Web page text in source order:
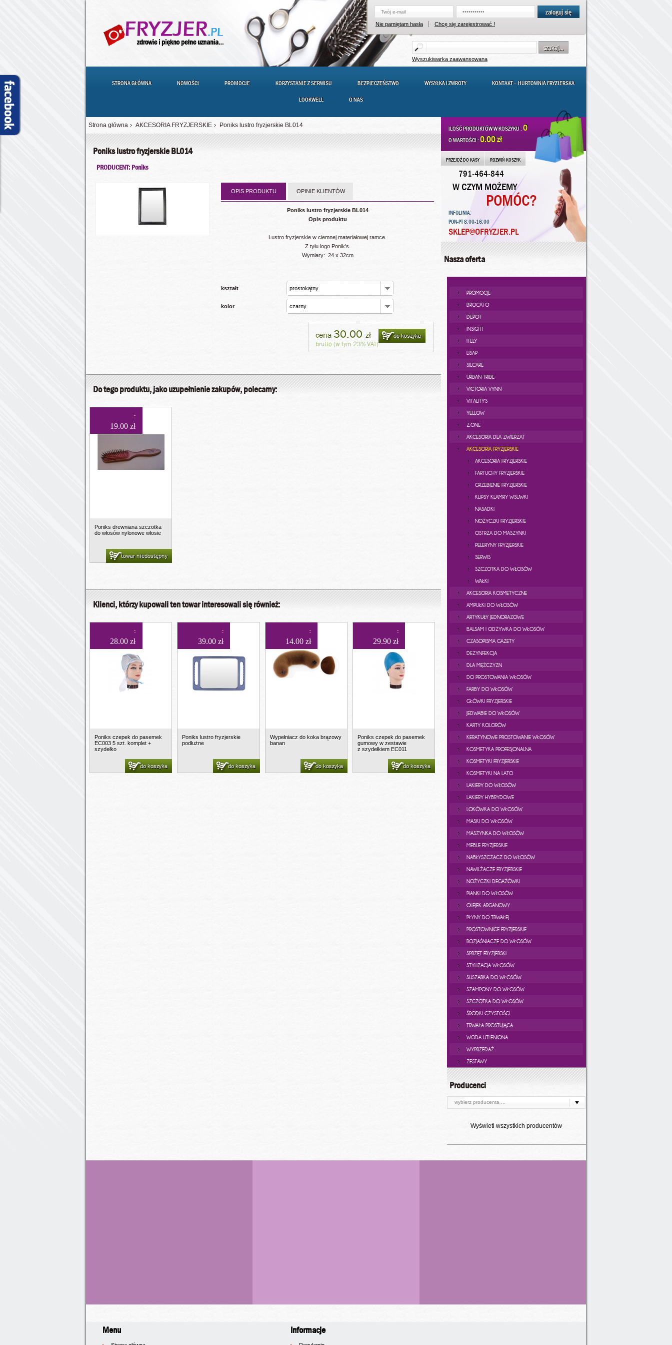
zaloguj się
Nie pamiętam hasła Chcę się zarejestrować !
szukaj...
Wyszukiwarka zaawansowana
STRONA GŁÓWNA NOWOŚCI PROMOCJE KORZYSTANIE Z SERWISU BEZPIECZEŃSTWO WYSYŁKA I ZWROTY KONTAKT – HURTOWNIA FRYZJERSKA
LOOKWELL O NAS
Strona główna AKCESORIA FRYZJERSKIE Poniks lustro fryzjerskie BL014
Poniks lustro fryzjerskie BL014
PRODUCENT: Poniks
OPIS PRODUKTU OPINIE KLIENTÓW
Poniks lustro fryzjerskie BL014
Opis produktu
Lustro fryzjerskie w ciemnej materiałowej ramce.
Z tyłu logo Ponik's.
Wymiary: 24 x 32cm
kształt prostokątny
kolor czarny
cena30.00 zł
brutto (w tym 23% VAT)
do koszyka
Do tego produktu, jako uzupełnienie zakupów, polecamy:
19.00 zł
Poniks drewniana szczotka
do włosów nylonowe włosie
towar niedostępny
Klienci, którzy kupowali ten towar interesowali się również:
28.00 zł
Poniks czepek do pasemek
EC003 5 szt. komplet +
szydełko
do koszyka
39.00 zł
Poniks lustro fryzjerskie
podłużne
do koszyka
14.00 zł
Wypełniacz do koka brązowy
banan
do koszyka
29.90 zł
Poniks czepek do pasemek
gumowy w zestawie
z szydełkiem EC011
do koszyka
ILOŚĆ PRODUKTÓW W KOSZYKU :0
O WARTOŚCI :0.00 zł
PRZEJDŹ DO KASY ROZWIŃ KOSZYK
W CZYM MOŻEMY
POMÓC?
INFOLINIA:
791-464-844
PON-PT 8:00-16:00
SKLEP@OFRYZJER.PL
Nasza oferta
PROMOCJE
BROCATO
DEPOT
INSIGHT
ITELY
LISAP
SILCARE
URBAN TRIBE
VICTORIA VYNN
VITALITY'S
YELLOW
Z.ONE
AKCESORIA DLA ZWIERZĄT
AKCESORIA FRYZJERSKIE
AKCESORIA FRYZJERSKIE
FARTUCHY FRYZJERSKIE
GRZEBIENIE FRYZJERSKIE
KLIPSY KLAMRY WSUWKI
NASADKI
NOŻYCZKI FRYZJERSKIE
OSTRZA DO MASZYNKI
PELERYNY FRYZJERSKIE
SERWIS
SZCZOTKA DO WŁOSÓW
WAŁKI
AKCESORIA KOSMETYCZNE
AMPUŁKI DO WŁOSÓW
ARTYKUŁY JEDNORAZOWE
BALSAM I ODŻYWKA DO WŁOSÓW
CZASOPISMA GAZETY
DEZYNFEKCJA
DLA MĘŻCZYZN
DO PROSTOWANIA WŁOSÓW
FARBY DO WŁOSÓW
GŁÓWKI FRYZJERSKIE
JEDWABIE DO WŁOSÓW
KARTY KOLORÓW
KERATYNOWE PROSTOWANIE WŁOSÓW
KOSMETYKA PROFESJONALNA
KOSMETYKI FRYZJERSKIE
KOSMETYKI NA LATO
LAKIERY DO WŁOSÓW
LAKIERY HYBRYDOWE
LOKÓWKA DO WŁOSÓW
MASKI DO WŁOSÓW
MASZYNKA DO WŁOSÓW
MEBLE FRYZJERSKIE
NABŁYSZCZACZ DO WŁOSÓW
NAWILŻACZE FRYZJERSKIE
NOŻYCZKI DEGAŻÓWKI
PIANKI DO WŁOSÓW
OLEJEK ARGANOWY
PŁYNY DO TRWAŁEJ
PROSTOWNICE FRYZJERSKIE
ROZJAŚNIACZE DO WŁOSÓW
SPRZĘT FRYZJERSKI
STYLIZACJA WŁOSÓW
SUSZARKA DO WŁOSÓW
SZAMPONY DO WŁOSÓW
SZCZOTKA DO WŁOSÓW
ŚRODKI CZYSTOŚCI
TRWAŁA PROSTUJĄCA
WODA UTLENIONA
WYPRZEDAŻ
ZESTAWY
Producenci
wybierz producenta ...
Wyświetl wszystkich producentów
Menu Informacje